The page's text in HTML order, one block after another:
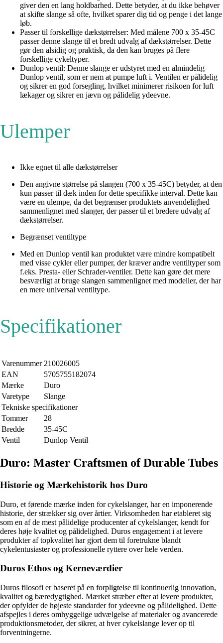
giver den en lang holdbarhed. Dette betyder, at du ikke behøver
at skifte slange så ofte, hvilket sparer dig tid og penge i det lange
løb.
Passer til forskellige dækstørrelser: Med målene 700 x 35-45C
passer denne slange til et bredt udvalg af dækstørrelser. Dette
gør den alsidig og praktisk, da den kan bruges på flere
forskellige cykeltyper.
Dunlop ventil: Denne slange er udstyret med en almindelig
Dunlop ventil, som er nem at pumpe luft i. Ventilen er pålidelig
og sikrer en god forsegling, hvilket minimerer risikoen for luft
lækager og sikrer en jævn og pålidelig ydeevne.
Ulemper
Ikke egnet til alle dækstørrelser
Den angivne størrelse på slangen (700 x 35-45C) betyder, at den
kun passer til dæk inden for dette specifikke interval. Dette kan
være en ulempe, da det begrænser produktets anvendelighed
sammenlignet med slanger, der passer til et bredere udvalg af
dækstørrelser.
Begrænset ventiltype
Med en Dunlop ventil kan produktet være mindre kompatibelt
med visse cykler eller pumper, der kræver andre ventiltyper som
f.eks. Presta- eller Schrader-ventiler. Dette kan gøre det mere
besværligt at bruge slangen sammenlignet med modeller, der har
en mere universal ventiltype.
Specifikationer
Varenummer 210026005
EAN
5705755182074
Mærke
Duro
Varetype
Slange
Tekniske specifikationer
Tommer
28
Bredde
35-45C
Ventil
Dunlop Ventil
Duro: Master Craftsmen of Durable Tubes
Historie og Mærkehistorik hos Duro
Duro, et førende mærke inden for cykelslanger, har en imponerende
historie, der strækker sig over årtier. Virksomheden har etableret sig
som en af de mest pålidelige producenter af cykelslanger, kendt for
deres høje kvalitet og pålidelighed. Duros engagement i at levere
produkter af topkvalitet har gjort dem til foretrukne blandt
cykelentusiaster og professionelle ryttere over hele verden.
Duros Ethos og Kerneværdier
Duros filosofi er baseret på en forpligtelse til kontinuerlig innovation,
kvalitet og bæredygtighed. Mærket stræber efter at levere produkter,
der opfylder de højeste standarder for ydeevne og pålidelighed. Dette
afspejles i deres omhyggelige udvælgelse af materialer og avancerede
produktionsmetoder, der sikrer, at hver cykelslange lever op til
forventningerne.